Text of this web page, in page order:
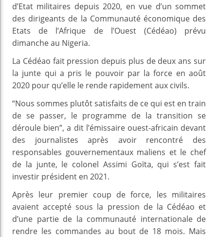
d’Etat militaires depuis 2020, en vue d’un sommet
des dirigeants de la Communauté économique des
Etats de l’Afrique de l’Ouest (Cédéao) prévu
dimanche au Nigeria.
La Cédéao fait pression depuis plus de deux ans sur
la junte qui a pris le pouvoir par la force en août
2020 pour qu’elle le rende rapidement aux civils.
“Nous sommes plutôt satisfaits de ce qui est en train
de se passer, le programme de la transition se
déroule bien”, a dit l’émissaire ouest-africain devant
des journalistes après avoir rencontré des
responsables gouvernementaux maliens et le chef
de la junte, le colonel Assimi Goïta, qui s’est fait
investir président en 2021.
Après leur premier coup de force, les militaires
avaient accepté sous la pression de la Cédéao et
d’une partie de la communauté internationale de
rendre les commandes au bout de 18 mois. Mais